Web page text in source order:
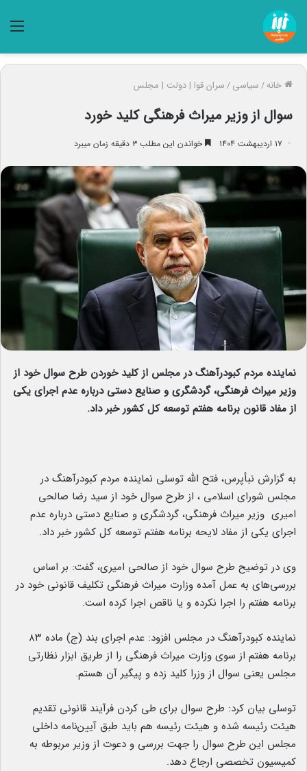
خانه/سیاسی/سران قوا | دولت | مجلس
سوال از وزیر میراث فرهنگی کلید خورد
۱۷ اردیبهشت ۱۴۰۴ خواندن این مطلب ۳ دقیقه زمان میبرد
نماینده مردم کبودرآهنگ در مجلس از کلید خوردن طرح سوال خود از
وزیر میراث فرهنگی، گردشگری و صنایع دستی درباره عدم اجرای یکی
از مفاد قانون برنامه هفتم توسعه کل کشور خبر داد.
به گزارش نبأپرس، فتح الله توسلی نماینده مردم کبودرآهنگ در
مجلس شورای اسلامی ، از طرح سوال خود از سید رضا صالحی
امیری وزیر میراث فرهنگی، گردشگری و صنایع دستی درباره عدم
اجرای یکی از مفاد لایحه برنامه هفتم توسعه کل کشور خبر داد.
وی در توضیح طرح سوال خود از صالحی امیری، گفت: بر اساس
بررسی‌های به عمل آمده وزارت میراث فرهنگی تکلیف قانونی خود در
برنامه هفتم را اجرا نکرده و یا ناقص اجرا کرده است.
نماینده کبودرآهنگ در مجلس افزود: عدم اجرای بند (ج) ماده ۸۳
برنامه هفتم از سوی وزارت میراث فرهنگی را از طریق ابزار نظارتی
مجلس یعنی سوال از وزرا کلید زده و پیگیر آن هستم.
توسلی بیان کرد: طرح سوال برای طی کردن فرآیند قانونی تقدیم
هیئت رئیسه شده و هیئت رئیسه هم باید طبق آیین‌نامه داخلی
مجلس این طرح سوال را جهت بررسی و دعوت از وزیر مربوطه به
کمیسیون تخصصی ارجاع دهد.